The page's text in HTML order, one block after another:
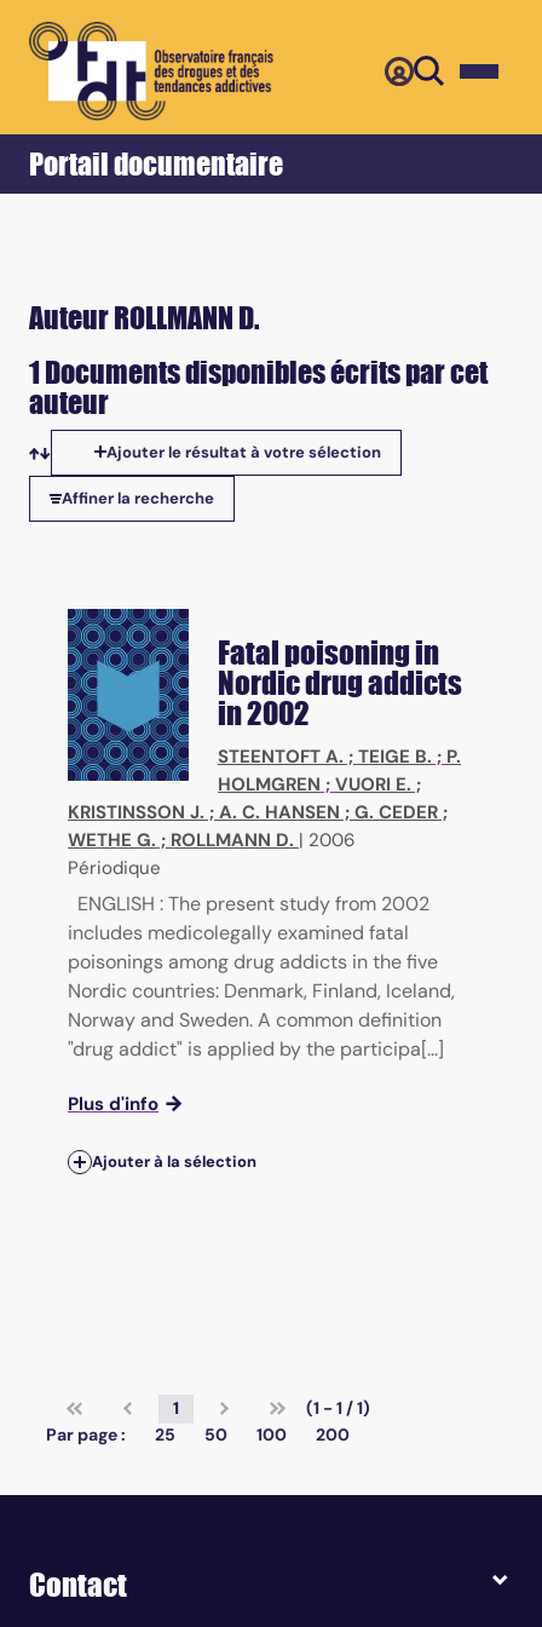
Portail documentaire
Accueil Retour
Auteur ROLLMANN D.
1 Documents disponibles écrits par cet
auteur
Tris disponibles
Ajouter le résultat à votre sélection
Affiner la recherche
Fatal poisoning in
Nordic drug addicts
in 2002
STEENTOFT A. ; TEIGE B. ; P.
HOLMGREN ; VUORI E. ;
KRISTINSSON J. ; A. C. HANSEN ; G. CEDER ;
WETHE G. ; ROLLMANN D. | 2006
Périodique
ENGLISH : The present study from 2002
includes medicolegally examined fatal
poisonings among drug addicts in the five
Nordic countries: Denmark, Finland, Iceland,
Norway and Sweden. A common definition
"drug addict" is applied by the participa[...]
Plus d'info
Ajouter à la sélection
1
(1 - 1 / 1)
Par page :
25 50 100 200
Contact